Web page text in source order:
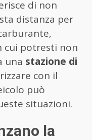
di non
distanza per
potresti non
una stazione di
con il
può
situazioni.
la